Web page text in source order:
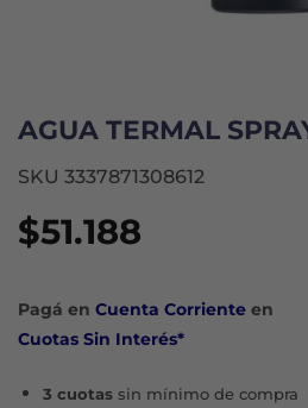
AGUA TERMAL
SKU 3337871308612
$51.188
Pagá en Cuenta Corriente en
Cuotas Sin Interés*
3 cuotassin mínimo de compra